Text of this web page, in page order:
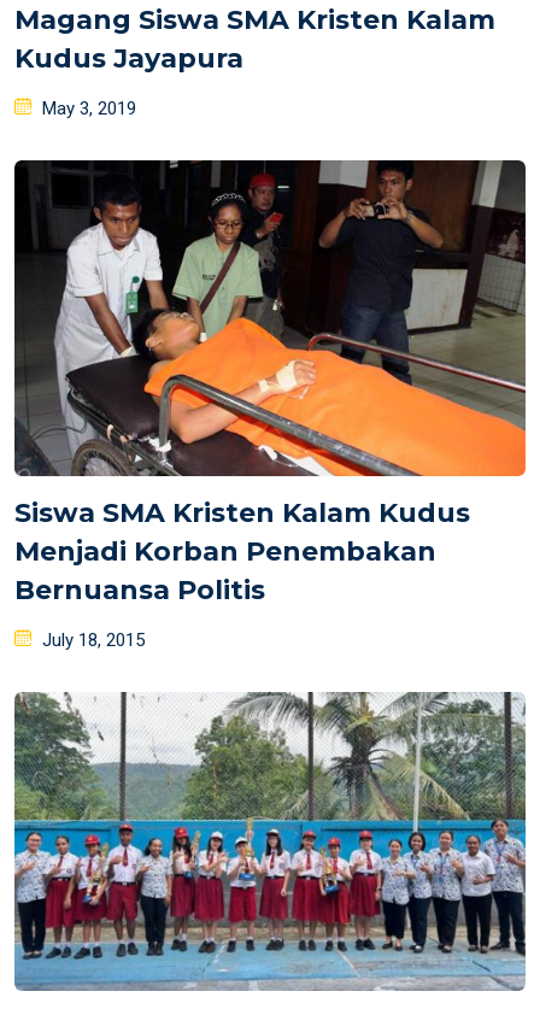
Magang Siswa SMA Kristen Kalam
Kudus Jayapura
Posted
May 3, 2019
Siswa SMA Kristen Kalam Kudus
Menjadi Korban Penembakan
Bernuansa Politis
Posted
July 18, 2015